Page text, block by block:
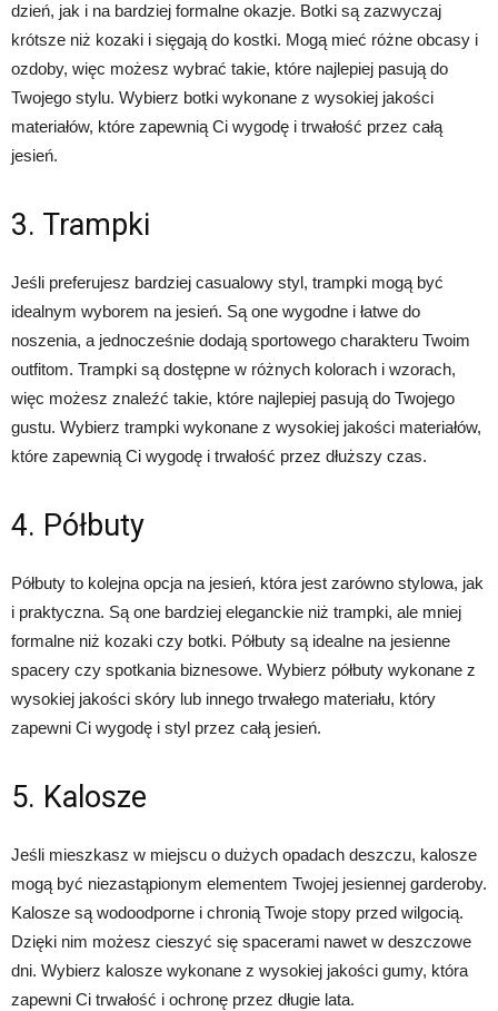
dzień, jak i na bardziej formalne okazje. Botki są zazwyczaj
krótsze niż kozaki i sięgają do kostki. Mogą mieć różne obcasy i
ozdoby, więc możesz wybrać takie, które najlepiej pasują do
Twojego stylu. Wybierz botki wykonane z wysokiej jakości
materiałów, które zapewnią Ci wygodę i trwałość przez całą
jesień.
3. Trampki
Jeśli preferujesz bardziej casualowy styl, trampki mogą być
idealnym wyborem na jesień. Są one wygodne i łatwe do
noszenia, a jednocześnie dodają sportowego charakteru Twoim
outfitom. Trampki są dostępne w różnych kolorach i wzorach,
więc możesz znaleźć takie, które najlepiej pasują do Twojego
gustu. Wybierz trampki wykonane z wysokiej jakości materiałów,
które zapewnią Ci wygodę i trwałość przez dłuższy czas.
4. Półbuty
Półbuty to kolejna opcja na jesień, która jest zarówno stylowa, jak
i praktyczna. Są one bardziej eleganckie niż trampki, ale mniej
formalne niż kozaki czy botki. Półbuty są idealne na jesienne
spacery czy spotkania biznesowe. Wybierz półbuty wykonane z
wysokiej jakości skóry lub innego trwałego materiału, który
zapewni Ci wygodę i styl przez całą jesień.
5. Kalosze
Jeśli mieszkasz w miejscu o dużych opadach deszczu, kalosze
mogą być niezastąpionym elementem Twojej jesiennej garderoby.
Kalosze są wodoodporne i chronią Twoje stopy przed wilgocią.
Dzięki nim możesz cieszyć się spacerami nawet w deszczowe
dni. Wybierz kalosze wykonane z wysokiej jakości gumy, która
zapewni Ci trwałość i ochronę przez długie lata.